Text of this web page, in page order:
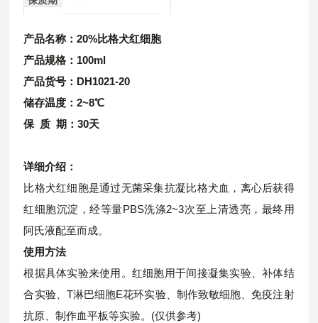
产品名称：20%比格犬红细胞
产品规格：100ml
产品货号：DH1021-20
储存温度：2~8℃
保 质 期：30天
详细介绍：
比格犬红细胞是通过无菌采集抗凝比格犬血，离心后获得
红细胞沉淀，经等量PBS洗涤2~3次至上清透亮，最终用
阿氏液配至而成。
使用方法
根据具体实验来使用。红细胞用于间接凝集实验、补体结
合实验、T淋巴细胞E花环实验、制作致敏细胞、免疫注射
抗原、制作血平板等实验。(仅供参考)